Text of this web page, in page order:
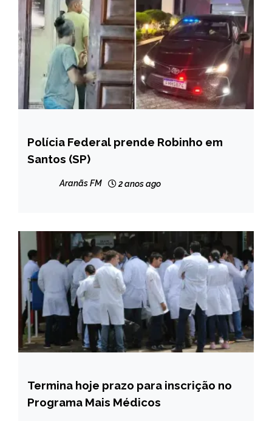
BRASIL
NOTÍCIAS
Polícia Federal prende Robinho em
Santos (SP)
Aranãs FM 2 anos ago
BRASIL
NOTÍCIAS
Termina hoje prazo para inscrição no
Programa Mais Médicos